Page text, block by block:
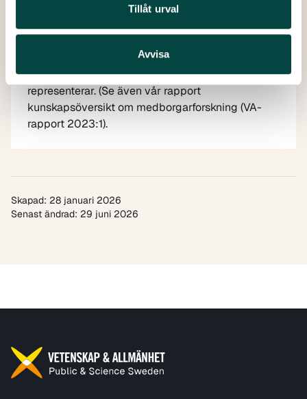
Tillåt urval
Avvisa
Community engaged research, Participatory
har mycket att lära av varandra oavsett vilken av
dessa samskapande forskningstraditioner vi
representerar. (Se även vår rapport
kunskapsöversikt om medborgarforskning (VA-
rapport 2023:1).
Skapad: 28 januari 2026
Senast ändrad: 29 juni 2026